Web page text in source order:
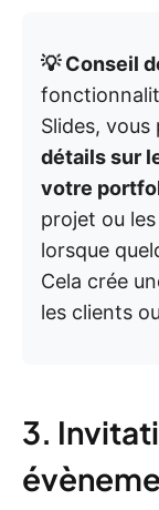
💡 Conseil
Slides, vous
détails sur
votre
projet ou
lorsque
Cela crée
les clients
3.